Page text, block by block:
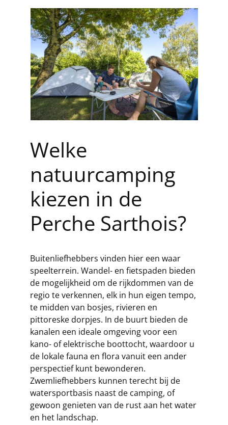
Welke
natuurcamping
kiezen in de
Perche Sarthois?
Buitenliefhebbers vinden hier een waar
speelterrein. Wandel- en fietspaden bieden
de mogelijkheid om de rijkdommen van de
regio te verkennen, elk in hun eigen tempo,
te midden van bosjes, rivieren en
pittoreske dorpjes. In de buurt bieden de
kanalen een ideale omgeving voor een
kano- of elektrische boottocht, waardoor u
de lokale fauna en flora vanuit een ander
perspectief kunt bewonderen.
Zwemliefhebbers kunnen terecht bij de
watersportbasis naast de camping, of
gewoon genieten van de rust aan het water
en het landschap.